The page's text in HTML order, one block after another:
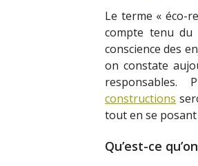
Le terme « éco-
compte tenu du
conscience des
on constate
responsables.
constructions
tout en se
Qu’est-ce